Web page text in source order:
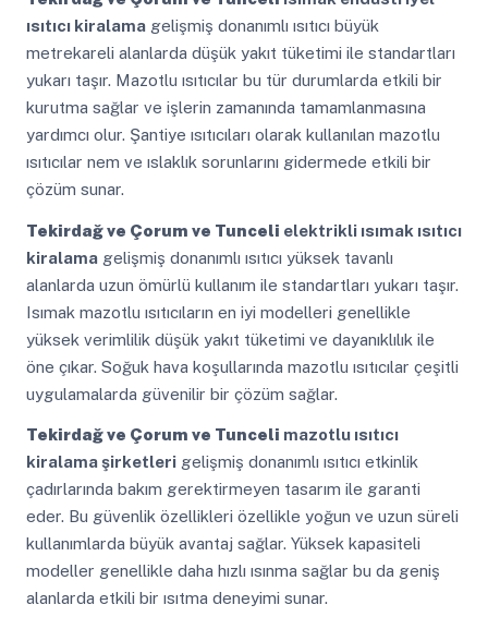
ısıtıcı kiralamagelişmiş donanımlı ısıtıcı büyük
metrekareli alanlarda düşük yakıt tüketimi ile standartları
yukarı taşır. Mazotlu ısıtıcılar bu tür durumlarda etkili bir
kurutma sağlar ve işlerin zamanında tamamlanmasına
yardımcı olur. Şantiye ısıtıcıları olarak kullanılan mazotlu
ısıtıcılar nem ve ıslaklık sorunlarını gidermede etkili bir
çözüm sunar.
Tekirdağ ve Çorum ve Tunceli elektrikli ısımak ısıtıcı
kiralamagelişmiş donanımlı ısıtıcı yüksek tavanlı
alanlarda uzun ömürlü kullanım ile standartları yukarı taşır.
Isımak mazotlu ısıtıcıların en iyi modelleri genellikle
yüksek verimlilik düşük yakıt tüketimi ve dayanıklılık ile
öne çıkar. Soğuk hava koşullarında mazotlu ısıtıcılar çeşitli
uygulamalarda güvenilir bir çözüm sağlar.
Tekirdağ ve Çorum ve Tunceli mazotlu ısıtıcı
kiralama şirketlerigelişmiş donanımlı ısıtıcı etkinlik
çadırlarında bakım gerektirmeyen tasarım ile garanti
eder. Bu güvenlik özellikleri özellikle yoğun ve uzun süreli
kullanımlarda büyük avantaj sağlar. Yüksek kapasiteli
modeller genellikle daha hızlı ısınma sağlar bu da geniş
alanlarda etkili bir ısıtma deneyimi sunar.